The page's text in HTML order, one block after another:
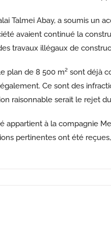
Talmei Abay, a soumis un
avaient continué la
travaux illégaux de
plan de 8 500 m² sont déjà
Ce sont des
raisonnable serait le rejet
appartient à la compagnie
pertinentes ont été